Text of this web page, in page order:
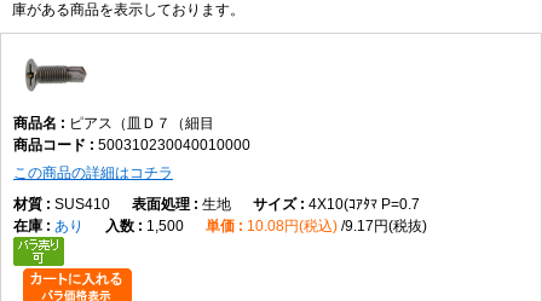
庫がある商品を表示しております。
ピアス（皿Ｄ７（細目
500310230040010000
この商品の詳細はコチラ
SUS410
生地
4X10(ｺｱﾀﾏ P=0.7
あり
1,500 10.08円(税込) 9.17円(税抜)